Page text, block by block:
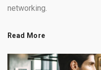
networking.
Read More